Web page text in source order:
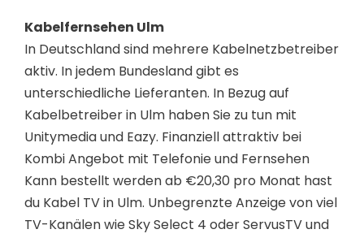
Kabelfernsehen Ulm
In Deutschland sind mehrere Kabelnetzbetreiber
aktiv. In jedem Bundesland gibt es
unterschiedliche Lieferanten. In Bezug auf
Kabelbetreiber in Ulm haben Sie zu tun mit
Unitymedia und Eazy. Finanziell attraktiv bei
Kombi Angebot mit Telefonie und Fernsehen
Kann bestellt werden ab €20,30 pro Monat hast
du Kabel TV in Ulm. Unbegrenzte Anzeige von viel
TV-Kanälen wie Sky Select 4 oder ServusTV und